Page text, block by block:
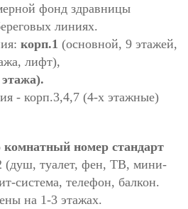
фонд здравницы
линиях.
корп.1 (основной, 9 этажей,
лифт),
- корп.3,4,7 (4-х этажные)
номер стандарт
(душ, туалет, фен, ТВ, мини-
система, телефон, балкон.
на 1-3 этажах.